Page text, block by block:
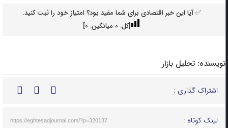
✅ آیا این خبر اقتصادی برای شما مفید بود؟ امتیاز خود را ثبت کنید.
[کل: 0میانگین: 0
]
نویسنده: تحلیل بازار
اشتراک گذاری :
لینک کوتاه : https://eghtesadjournal.com/?p=320137